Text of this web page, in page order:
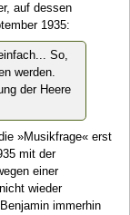
auf dessen
1935:
So,
werden.
der Heere
»Musikfrage« erst
mit der
einer
wieder
immerhin